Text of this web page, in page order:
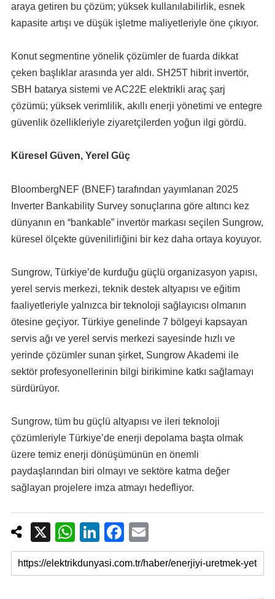
araya getiren bu çözüm; yüksek kullanılabilirlik, esnek
kapasite artışı ve düşük işletme maliyetleriyle öne çıkıyor.
Konut segmentine yönelik çözümler de fuarda dikkat
çeken başlıklar arasında yer aldı. SH25T hibrit invertör,
SBH batarya sistemi ve AC22E elektrikli araç şarj
çözümü; yüksek verimlilik, akıllı enerji yönetimi ve entegre
güvenlik özellikleriyle ziyaretçilerden yoğun ilgi gördü.
Küresel Güven, Yerel Güç
BloombergNEF (BNEF) tarafından yayımlanan 2025
Inverter Bankability Survey sonuçlarına göre altıncı kez
dünyanın en “bankable” invertör markası seçilen Sungrow,
küresel ölçekte güvenilirliğini bir kez daha ortaya koyuyor.
Sungrow, Türkiye’de kurduğu güçlü organizasyon yapısı,
yerel servis merkezi, teknik destek altyapısı ve eğitim
faaliyetleriyle yalnızca bir teknoloji sağlayıcısı olmanın
ötesine geçiyor. Türkiye genelinde 7 bölgeyi kapsayan
servis ağı ve yerel servis merkezi sayesinde hızlı ve
yerinde çözümler sunan şirket, Sungrow Akademi ile
sektör profesyonellerinin bilgi birikimine katkı sağlamayı
sürdürüyor.
Sungrow, tüm bu güçlü altyapısı ve ileri teknoloji
çözümleriyle Türkiye’de enerji depolama başta olmak
üzere temiz enerji dönüşümünün en önemli
paydaşlarından biri olmayı ve sektöre katma değer
sağlayan projelere imza atmayı hedefliyor.
X
W
h
at
Li
n
k
F
a
c
m
ail